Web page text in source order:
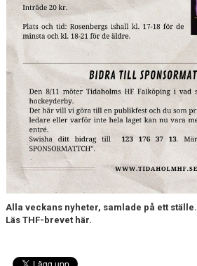
Alla veckans nyheter, samlade på ett ställe.
Läs THF-brevet här.